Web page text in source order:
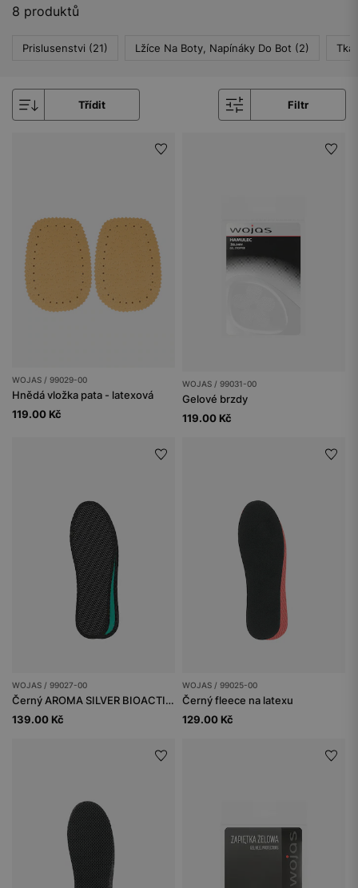
8 produktů
Prislusenstvi (21) Lžíce Na Boty, Napínáky Do Bot (2)
Třídit Filtr
WOJAS / 99029-00
Hnědá vložka pata - latexová
119.00 Kč
WOJAS / 99031-00
Gelové brzdy
119.00 Kč
WOJAS / 99027-00
Černý AROMA SILVER BIOACTIVE
139.00 Kč
WOJAS / 99025-00
Černý fleece na latexu
129.00 Kč